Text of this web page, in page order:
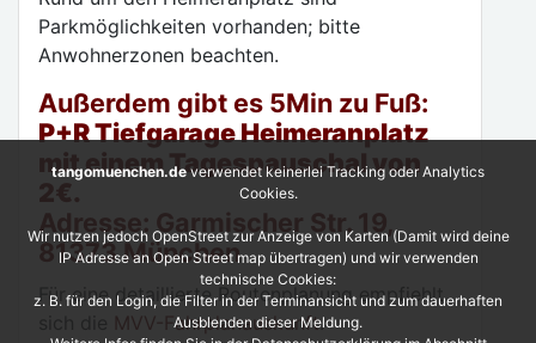
Parkmöglichkeiten vorhanden; bitte
Anwohnerzonen beachten.
Außerdem gibt es 5Min zu Fuß:
P+R Tiefgarage Heimeranplatz
mit einem Tagespauschal von
2€.
Adresse: Garmischer Str. 19,
81373 München
Für eine detaillierte Routenplanung empfiehlt
MVV-Fahrplanauskunft.
tangomuenchen.deverwendet keinerlei Tracking oder Analytics
Cookies.
Wir nutzen jedoch OpenStreet zur Anzeige von Karten (Damit wird deine
IP Adresse an Open Street map übertragen) und wir verwenden
technische Cookies:
z. B. für den Login, die Filter in der Terminansicht und zum dauerhaften
Ausblenden dieser Meldung.